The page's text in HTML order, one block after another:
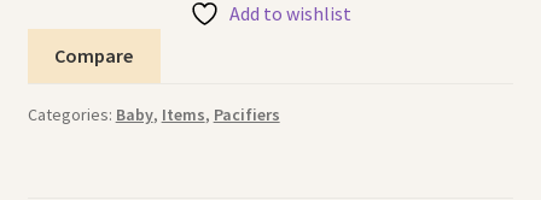
لهاية
كريستال
ذهبية
بيضاء
Add to wishlist
Compare
Categories: Baby, Items, Pacifiers